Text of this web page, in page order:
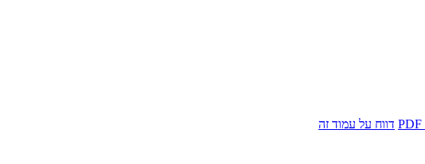
דווח על עמוד זה